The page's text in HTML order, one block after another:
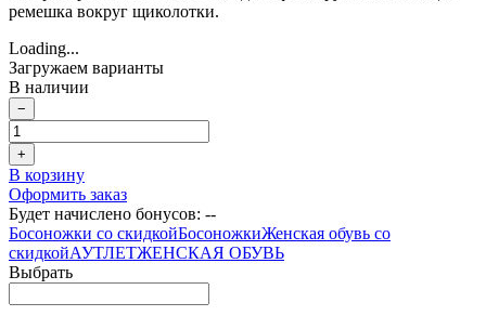
ремешка вокруг щиколотки.
Loading...
Загружаем варианты
В наличии
−
+
В корзину
Оформить заказ
Будет начислено бонусов: --
Босоножки со скидкойБосоножкиЖенская обувь со
скидкойАУТЛЕТЖЕНСКАЯ ОБУВЬ
Выбрать